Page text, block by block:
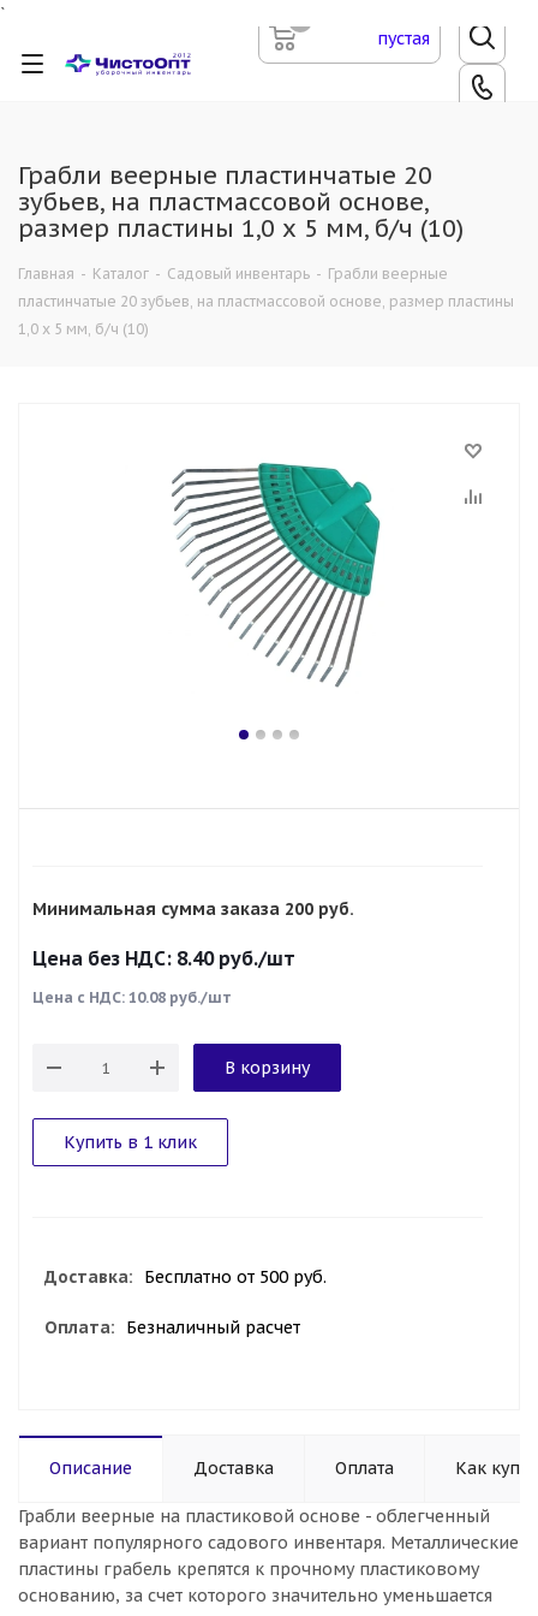
`
пустая
Грабли веерные пластинчатые 20
зубьев, на пластмассовой основе,
размер пластины 1,0 х 5 мм, б/ч (10)
Главная - Каталог - Садовый инвентарь - Грабли веерные
пластинчатые 20 зубьев, на пластмассовой основе, размер пластины
1,0 х 5 мм, б/ч (10)
Минимальная сумма заказа 200 руб.
Цена без НДС: 8.40руб./шт
Цена с НДС:10.08 руб./шт
В корзину
Купить в 1 клик
Доставка: Бесплатно от 500 руб.
Оплата: Безналичный расчет
Описание Доставка Оплата Как
Грабли веерные на пластиковой основе - облегченный
вариант популярного садового инвентаря. Металлические
пластины грабель крепятся к прочному пластиковому
основанию, за счет которого значительно уменьшается